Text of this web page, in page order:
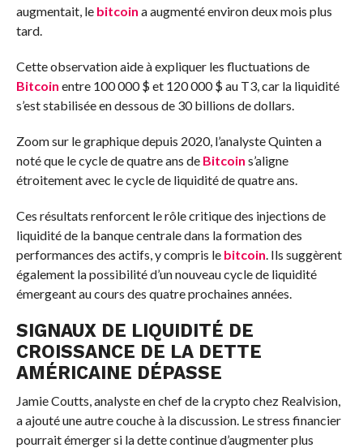
augmentait, le bitcoin a augmenté environ deux mois plus
tard.
Cette observation aide à expliquer les fluctuations de
Bitcoin entre 100 000 $ et 120 000 $ au T3, car la liquidité
s’est stabilisée en dessous de 30 billions de dollars.
Zoom sur le graphique depuis 2020, l’analyste Quinten a
noté que le cycle de quatre ans de Bitcoin s’aligne
étroitement avec le cycle de liquidité de quatre ans.
Ces résultats renforcent le rôle critique des injections de
liquidité de la banque centrale dans la formation des
performances des actifs, y compris le bitcoin. Ils suggèrent
également la possibilité d’un nouveau cycle de liquidité
émergeant au cours des quatre prochaines années.
SIGNAUX DE LIQUIDITÉ DE
CROISSANCE DE LA DETTE
AMÉRICAINE DÉPASSE
Jamie Coutts, analyste en chef de la crypto chez Realvision,
a ajouté une autre couche à la discussion. Le stress financier
pourrait émerger si la dette continue d’augmenter plus